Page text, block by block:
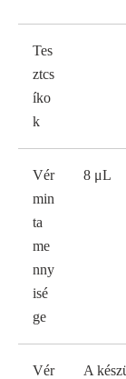
Tes
ztcs
íko
k
Vér
min
ta
me
nny
isé
ge
8 μL
Vér
A